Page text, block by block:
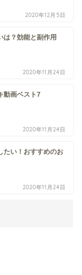
2020年12月5日
は？効能と副作用
2020年11月24日
動画ベスト7
2020年11月24日
たい！おすすめのお
2020年11月24日